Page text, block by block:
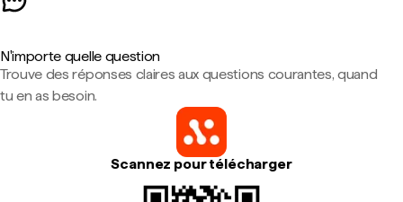
N'importe quelle question
Trouve des réponses claires aux questions courantes, quand
tu en as besoin.
Scannez pour télécharger